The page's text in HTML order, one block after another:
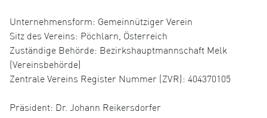
Unternehmensform: Gemeinnütziger Verein
Sitz des Vereins: Pöchlarn, Österreich
Zuständige Behörde: Bezirkshauptmannschaft Melk
(Vereinsbehörde)
Zentrale Vereins Register Nummer (ZVR): 404370105
Präsident: Dr. Johann Reikersdorfer